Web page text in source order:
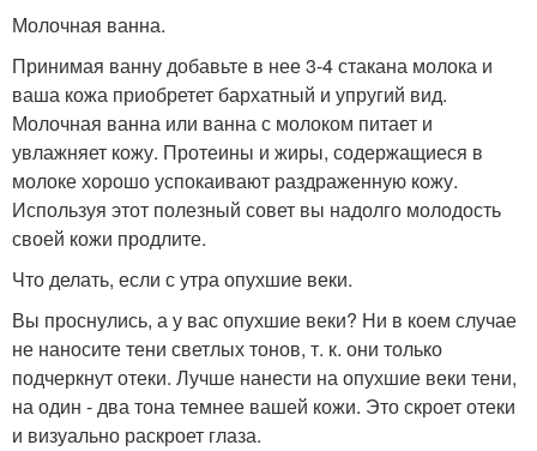
Молочная ванна.
Принимая ванну добавьте в нее 3-4 стакана молока и
ваша кожа приобретет бархатный и упругий вид.
Молочная ванна или ванна с молоком питает и
увлажняет кожу. Протеины и жиры, содержащиеся в
молоке хорошо успокаивают раздраженную кожу.
Используя этот полезный совет вы надолго молодость
своей кожи продлите.
Что делать, если с утра опухшие веки.
Вы проснулись, а у вас опухшие веки? Ни в коем случае
не наносите тени светлых тонов, т. к. они только
подчеркнут отеки. Лучше нанести на опухшие веки тени,
на один - два тона темнее вашей кожи. Это скроет отеки
и визуально раскроет глаза.